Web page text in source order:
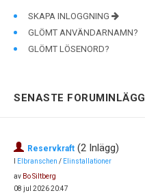
SKAPA INLOGGNING
GLÖMT ANVÄNDARNAMN?
GLÖMT LÖSENORD?
SENASTE FORUMINLÄGG
Reservkraft (2 Inlägg)
Elbranschen / Elinstallationer
av Bo Siltberg
08 jul 2026 20:47